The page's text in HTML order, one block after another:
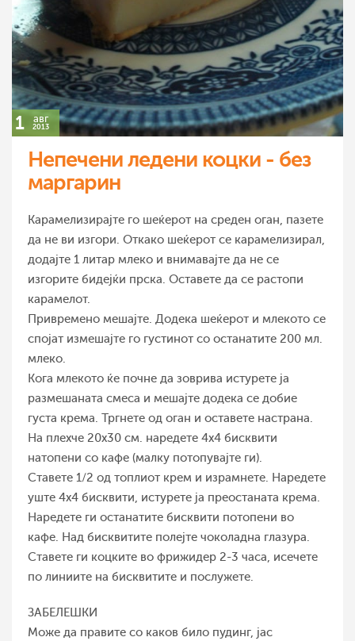
1 авг
2013
Непечени ледени коцки - без
маргарин
Карамелизирајте го шеќерот на среден оган, пазете
да не ви изгори. Откако шеќерот се карамелизирал,
додајте 1 литар млеко и внимавајте да не се
изгорите бидејќи прска. Оставете да се растопи
карамелот.
Привремено мешајте. Додека шеќерот и млекото се
спојат измешајте го густинот со останатите 200 мл.
млеко.
Кога млекото ќе почне да зоврива истурете ја
размешаната смеса и мешајте додека се добие
густа крема. Тргнете од оган и оставете настрана.
На плехче 20х30 см. наредете 4х4 бисквити
натопени со кафе (малку потопувајте ги).
Ставете 1/2 од топлиот крем и израмнете. Наредете
уште 4х4 бисквити, истурете ја преостаната крема.
Наредете ги останатите бисквити потопени во
кафе. Над бисквитите полејте чоколадна глазура.
Ставете ги коцките во фрижидер 2-3 часа, исечете
по линиите на бисквитите и послужете.
ЗАБЕЛЕШКИ
Може да правите со каков било пудинг, јас